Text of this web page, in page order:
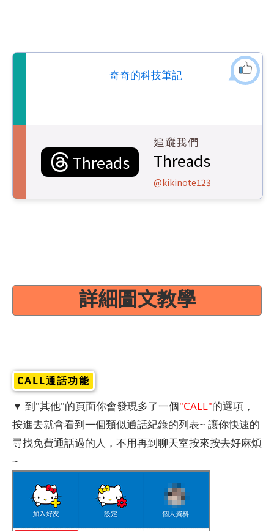
奇奇的科技筆記
Threads
追蹤我們
Threads
@kikinote123
詳細圖文教學
CALL通話功能
▼ 到"其他"的頁面你會發現多了一個"CALL"的選項，
按進去就會看到一個類似通話紀錄的列表~ 讓你快速的
尋找免費通話過的人，不用再到聊天室按來按去好麻煩
~